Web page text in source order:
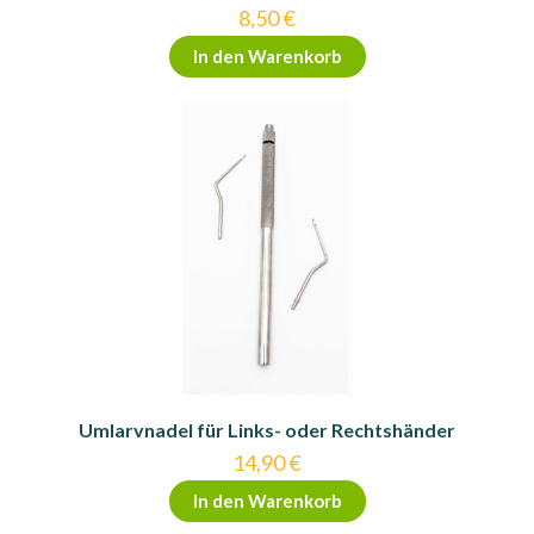
8,50€
In den Warenkorb
Umlarvnadel für Links- oder Rechtshänder
14,90€
In den Warenkorb